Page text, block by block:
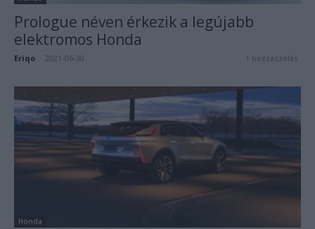
Prologue néven érkezik a legújabb
elektromos Honda
Eriqo 2021-06-30 1 hozzászólás
Honda